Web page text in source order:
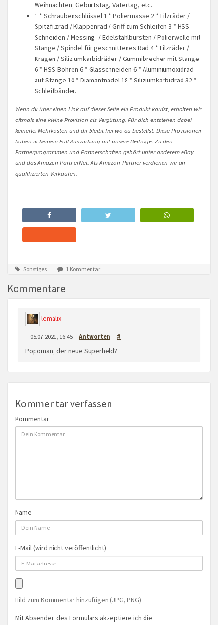
Weihnachten, Geburtstag, Vatertag, etc.
1 * Schraubenschlüssel 1 * Poliermasse 2 * Filzräder /
Spitzfilzrad / Klappenrad / Griff zum Schleifen 3 * HSS
Schneiden / Messing- / Edelstahlbürsten / Polierwolle mit
Stange / Spindel für geschnittenes Rad 4 * Filzräder /
Kragen / Siliziumkarbidräder / Gummibrecher mit Stange
6 * HSS-Bohren 6 * Glasschneiden 6 * Aluminiumoxidrad
auf Stange 10 * Diamantnadel 18 * Siliziumkarbidrad 32 *
Schleifbänder.
Wenn du über einen Link auf dieser Seite ein Produkt kaufst, erhalten wir
oftmals eine kleine Provision als Vergütung. Für dich entstehen dabei
keinerlei Mehrkosten und dir bleibt frei wo du bestellst. Diese Provisionen
haben in keinem Fall Auswirkung auf unsere Beiträge. Zu den
Partnerprogrammen und Partnerschaften gehört unter anderem eBay
und das Amazon PartnerNet. Als Amazon-Partner verdienen wir an
qualifizierten Verkäufen.
Sonstiges 1 Kommentar
Kommentare
lemalix
05.07.2021, 16:45 Antworten #
Popoman, der neue Superheld?
Kommentar verfassen
Kommentar
Name
E-Mail (wird nicht veröffentlicht)
Bild zum Kommentar hinzufügen (JPG, PNG)
Mit Absenden des Formulars akzeptiere ich die